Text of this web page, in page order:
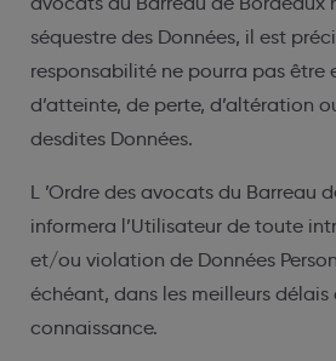
séquestre des Données, il est
responsabilité ne pourra pas être
d’atteinte, de perte, d’altération
desdites Données.
L ’Ordre des avocats du Barreau
informera l’Utilisateur de toute
et/ou violation de Données
échéant, dans les meilleurs délais
connaissance.